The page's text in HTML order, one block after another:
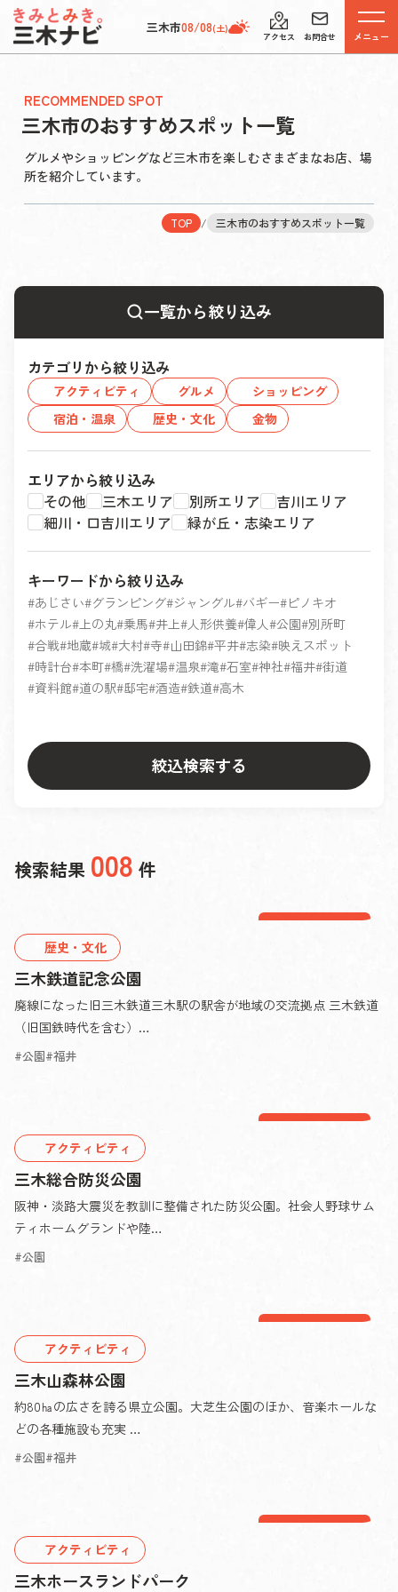
三木市08/08(土)
アクセス お問合せ メニュー
RECOMMENDED SPOT
三木市のおすすめスポット一覧
グルメやショッピングなど三木市を楽しむさまざまなお店、場
所を紹介しています。
TOP / 三木市のおすすめスポット一覧
一覧から絞り込み
カテゴリから絞り込み
アクティビティ グルメ
ショッピング
宿泊・温泉
歴史・文化 金物
エリアから絞り込み
その他
三木エリア 別所エリア
吉川エリア
細川・口吉川エリア
緑が丘・志染エリア
キーワードから絞り込み
あじさい グランピング ジャングル バギー ピノキオ
ホテル
上の丸 乗馬 井上 人形供養 偉人 公園 別所町
合戦 地蔵 城 大村 寺 山田錦 平井 志染 映えスポット
時計台 本町 橋 洗濯場 温泉 滝 石室 神社 福井 街道
資料館 道の駅 邸宅 酒造 鉄道 高木
絞込検索する
検索結果 008 件
歴史・文化
三木鉄道記念公園
廃線になった旧三木鉄道三木駅の駅舎が地域の交流拠点 三木鉄道
（旧国鉄時代を含む）…
公園 福井
アクティビティ
三木総合防災公園
阪神・淡路大震災を教訓に整備された防災公園。社会人野球サム
ティホームグランドや陸…
公園
アクティビティ
三木山森林公園
約80㏊の広さを誇る県立公園。大芝生公園のほか、音楽ホールな
どの各種施設も充実 …
公園 福井
アクティビティ
三木ホースランドパーク